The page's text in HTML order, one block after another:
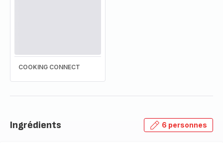
COOKING CONNECT
Ingrédients 6 personnes